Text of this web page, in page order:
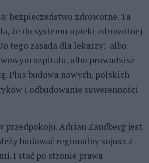
bezpieczeństwo zdrowotne. Ta
że do systemu opieki zdrowotnej
tego zasada dla lekarzy: albo
szpitalu, albo prowadzisz
Plus budowa nowych, polskich
i odbudowanie suwerenności
przedpokoju. Adrian Zandberg jest
budować regionalny sojusz z
I stać po stronie prawa